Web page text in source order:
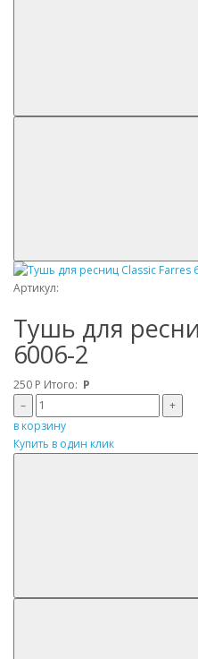
Артикул:
Тушь для
6006-2
250 Р Итого: Р
–
+
в корзину
Купить в один клик